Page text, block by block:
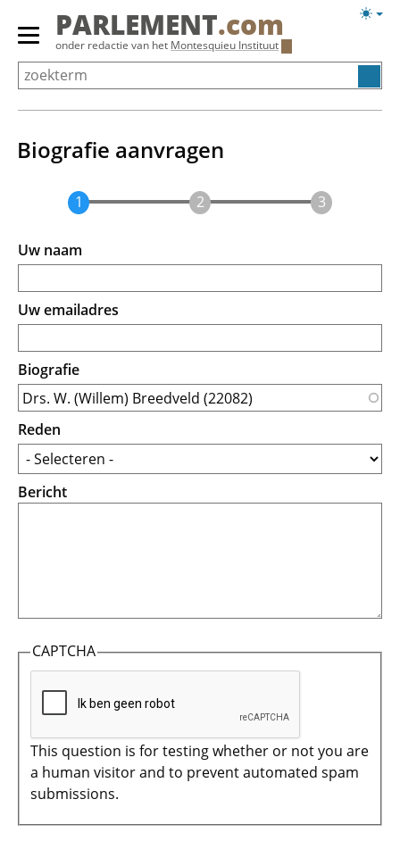
Overslaan
Primair
menu
tonen/verbergen
PARLEMENT.com
onder redactie van het Montesquieu Instituut
Biografie aanvragen
Uw naam
Uw emailadres
Biografie
Reden
Bericht
CAPTCHA
This question is for testing whether or not you are
a human visitor and to prevent automated spam
submissions.